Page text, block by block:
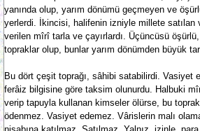
yanında olup, yarım dönümü geçmeyen ve
yerlerdi. İkincisi, halifenin izniyle millete satılan
verilen mîrî tarla ve çayırlardı. Üçüncüsü
topraklar olup, bunlar yarım dönümden büyük
Bu dört çeşit toprağı, sâhibi satabilirdi. Vasiyet
ferâiz bilgisine göre taksim olunurdu. Halbuki
verip tapuyla kullanan kimseler ölürse, bu
ödenmez. Vasiyet edemez. Vârislerin malı